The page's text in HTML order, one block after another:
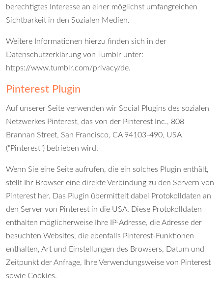
berechtigtes Interesse an einer möglichst umfangreichen
Sichtbarkeit in den Sozialen Medien.
Weitere Informationen hierzu finden sich in der
Datenschutzerklärung von Tumblr unter:
https://www.tumblr.com/privacy/de.
Pinterest Plugin
Auf unserer Seite verwenden wir Social Plugins des sozialen
Netzwerkes Pinterest, das von der Pinterest Inc., 808
Brannan Street, San Francisco, CA 94103-490, USA
("Pinterest") betrieben wird.
Wenn Sie eine Seite aufrufen, die ein solches Plugin enthält,
stellt Ihr Browser eine direkte Verbindung zu den Servern von
Pinterest her. Das Plugin übermittelt dabei Protokolldaten an
den Server von Pinterest in die USA. Diese Protokolldaten
enthalten möglicherweise Ihre IP-Adresse, die Adresse der
besuchten Websites, die ebenfalls Pinterest-Funktionen
enthalten, Art und Einstellungen des Browsers, Datum und
Zeitpunkt der Anfrage, Ihre Verwendungsweise von Pinterest
sowie Cookies.